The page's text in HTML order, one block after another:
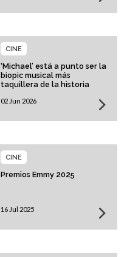
‘Michael’ está a punto ser la
biopic musical más
taquillera de la historia
CINE
02 Jun 2026
Premios Emmy 2025
CINE
16 Jul 2025